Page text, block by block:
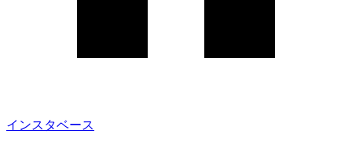
インスタベース